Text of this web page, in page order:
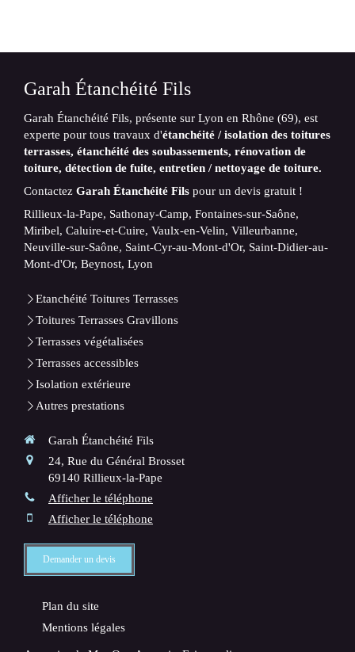
Garah Étanchéité Fils
Garah Étanchéité Fils, présente sur Lyon en Rhône (69), est
experte pour tous travaux d'étanchéité / isolation des toitures
terrasses, étanchéité des soubassements, rénovation de
toiture, détection de fuite, entretien / nettoyage de toiture.
Contactez Garah Étanchéité Fils pour un devis gratuit !
Rillieux-la-Pape, Sathonay-Camp, Fontaines-sur-Saône,
Miribel, Caluire-et-Cuire, Vaulx-en-Velin, Villeurbanne,
Neuville-sur-Saône, Saint-Cyr-au-Mont-d'Or, Saint-Didier-au-
Mont-d'Or, Beynost, Lyon
Etanchéité Toitures Terrasses
Toitures Terrasses Gravillons
Terrasses végétalisées
Terrasses accessibles
Isolation extérieure
Autres prestations
Garah Étanchéité Fils
24, Rue du Général Brosset
69140 Rillieux-la-Pape
Afficher le téléphone
Afficher le téléphone
Demander un devis
Plan du site
Mentions légales